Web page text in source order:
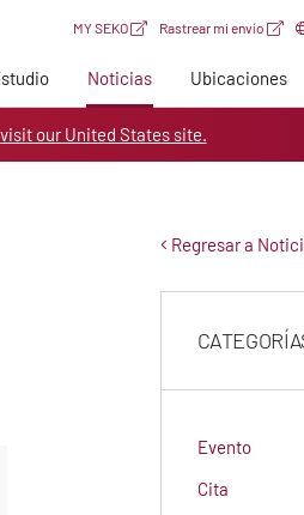
Noticias Ubicaciones
MY SEKO Rastrear mi envío
visit our United States site.
Regresar a
Evento
Cita